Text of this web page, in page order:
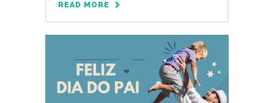
READ MORE